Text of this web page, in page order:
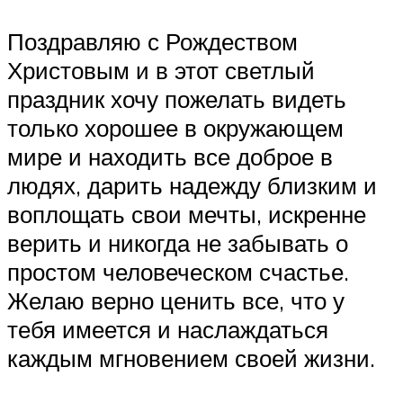
Поздравляю с Рождеством
Христовым и в этот светлый
праздник хочу пожелать видеть
только хорошее в окружающем
мире и находить все доброе в
людях, дарить надежду близким и
воплощать свои мечты, искренне
верить и никогда не забывать о
простом человеческом счастье.
Желаю верно ценить все, что у
тебя имеется и наслаждаться
каждым мгновением своей жизни.